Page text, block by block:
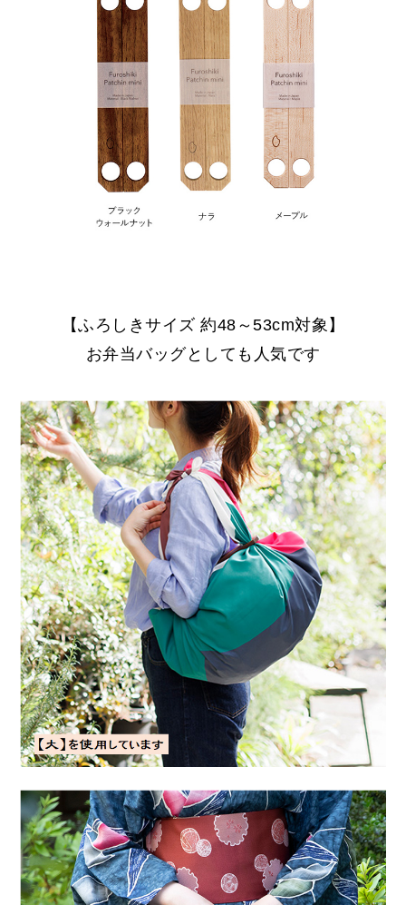
【ふろしきサイズ 約48～53cm対象】
お弁当バッグとしても人気です